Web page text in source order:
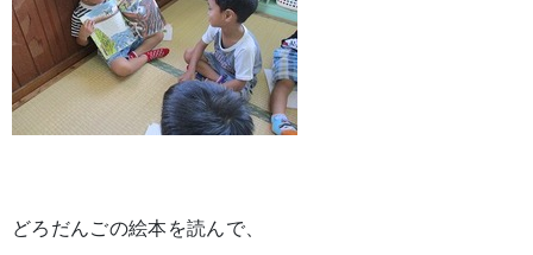
どろだんごの絵本を読んで、